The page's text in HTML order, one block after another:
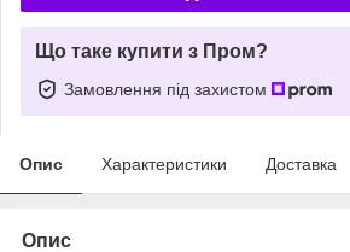
Що таке купити з Пром?
Замовлення під захистом
Опис Характеристики Доставка
Опис